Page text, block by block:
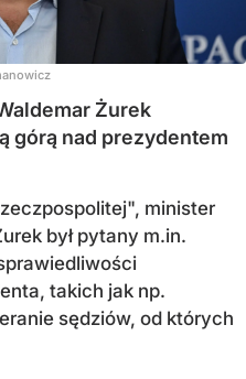
Żurek
górą nad prezydentem
minister
był pytany m.in.
takich jak np.
sędziów, od których